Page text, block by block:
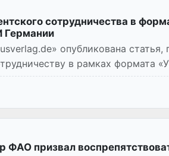
сотрудничества в
Германии
опубликована статья,
в рамках формата
ФАО призвал